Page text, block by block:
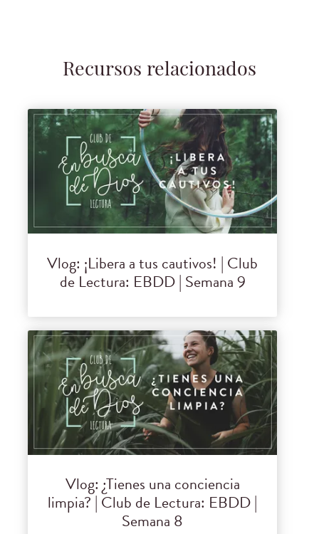
Recursos relacionados
Vlog: ¡Libera a tus cautivos! | Club
de Lectura: EBDD | Semana 9
Vlog: ¿Tienes una conciencia
limpia? | Club de Lectura: EBDD |
Semana 8